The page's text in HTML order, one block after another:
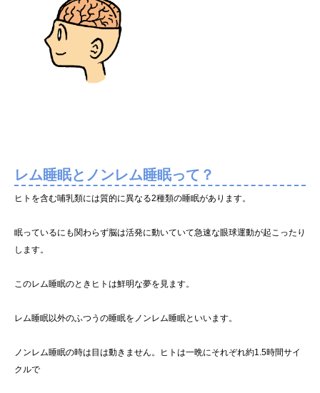
レム睡眠とノンレム睡眠って？
ヒトを含む哺乳類には質的に異なる2種類の睡眠があります。
眠っているにも関わらず脳は活発に動いていて急速な眼球運動が起こったり
します。
このレム睡眠のときヒトは鮮明な夢を見ます。
レム睡眠以外のふつうの睡眠をノンレム睡眠といいます。
ノンレム睡眠の時は目は動きません。ヒトは一晩にそれぞれ約1.5時間サイ
クルで